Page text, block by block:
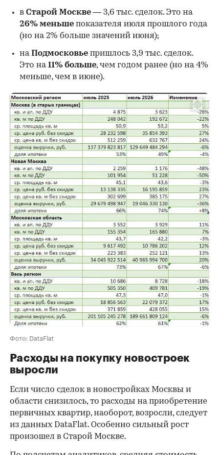
00:00 / 00:00
в Старой Москве — 3,6 тыс. сделок. Это на
26% меньше показателя июля прошлого года
(но на 2% больше значений июня);
наПодмосковье пришлось 3,9 тыс. сделок.
Это на11% больше, чем годом ранее (но на 4%
меньше, чем в июне).
Фото: DataFlat
Расходы на покупку новостроек
выросли
Если число сделок в новостройках Москвы и
области снизилось, то расходы на приобретение
первичных квартир, наоборот, возросли, следует
из данных DataFlat. Особенно сильный рост
произошел в Старой Москве.